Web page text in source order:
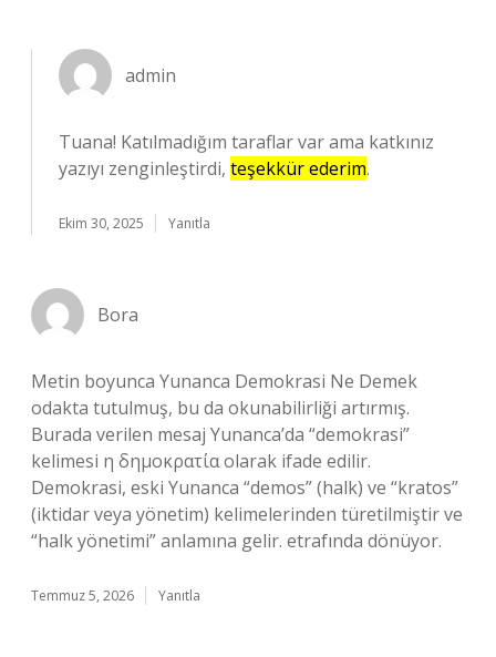
admin
Tuana! Katılmadığım taraflar var ama katkınız
yazıyı zenginleştirdi, teşekkür ederim.
Ekim 30, 2025 Yanıtla
Bora
Metin boyunca Yunanca Demokrasi Ne Demek
odakta tutulmuş, bu da okunabilirliği artırmış.
Burada verilen mesaj Yunanca’da “demokrasi”
kelimesi η δημοκρατία olarak ifade edilir.
Demokrasi, eski Yunanca “demos” (halk) ve “kratos”
(iktidar veya yönetim) kelimelerinden türetilmiştir ve
“halk yönetimi” anlamına gelir. etrafında dönüyor.
Temmuz 5, 2026 Yanıtla